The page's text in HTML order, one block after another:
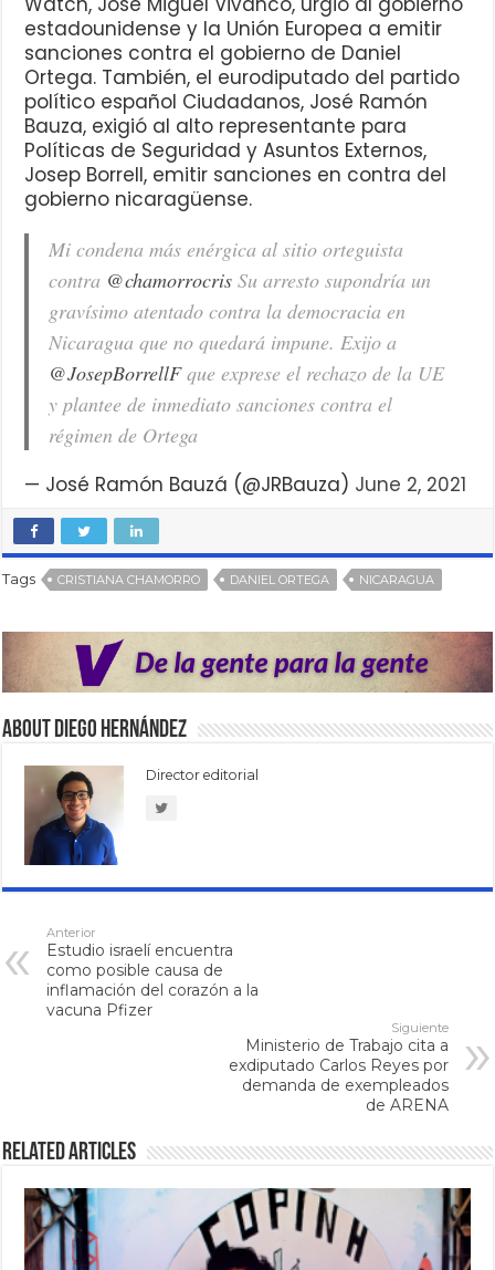
estadounidense y la Unión Europea a emitir
sanciones contra el gobierno de Daniel
Ortega. También, el eurodiputado del partido
político español Ciudadanos, José Ramón
Bauza, exigió al alto representante para
Políticas de Seguridad y Asuntos Externos,
Josep Borrell, emitir sanciones en contra del
gobierno nicaragüense.
Mi condena más enérgica al sitio orteguista
contra @chamorrocris Su arresto supondría un
gravísimo atentado contra la democracia en
Nicaragua que no quedará impune. Exijo a
@JosepBorrellFque exprese el rechazo de la UE
y plantee de inmediato sanciones contra el
régimen de Ortega
— José Ramón Bauzá (@JRBauza) June 2, 2021
Tags CRISTIANA CHAMORRO DANIEL ORTEGA NICARAGUA
About Diego Hernández
Director editorial
Anterior
Estudio israelí encuentra
como posible causa de
inflamación del corazón a la
vacuna Pfizer
Siguiente
Ministerio de Trabajo cita a
exdiputado Carlos Reyes por
demanda de exempleados
de ARENA
Related Articles